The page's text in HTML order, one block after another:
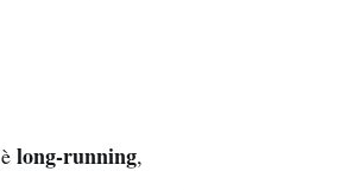
long-running,